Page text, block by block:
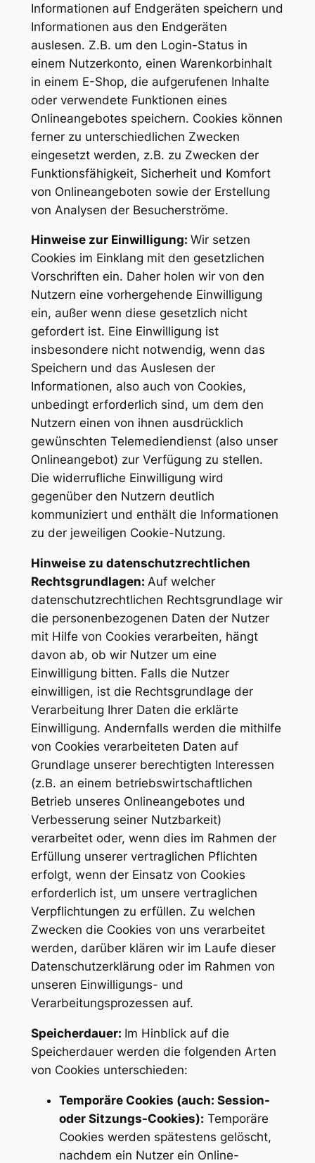
Informationen auf Endgeräten speichern und
Informationen aus den Endgeräten
auslesen. Z.B. um den Login-Status in
einem Nutzerkonto, einen Warenkorbinhalt
in einem E-Shop, die aufgerufenen Inhalte
oder verwendete Funktionen eines
Onlineangebotes speichern. Cookies können
ferner zu unterschiedlichen Zwecken
eingesetzt werden, z.B. zu Zwecken der
Funktionsfähigkeit, Sicherheit und Komfort
von Onlineangeboten sowie der Erstellung
von Analysen der Besucherströme.
Hinweise zur Einwilligung: Wir setzen
Cookies im Einklang mit den gesetzlichen
Vorschriften ein. Daher holen wir von den
Nutzern eine vorhergehende Einwilligung
ein, außer wenn diese gesetzlich nicht
gefordert ist. Eine Einwilligung ist
insbesondere nicht notwendig, wenn das
Speichern und das Auslesen der
Informationen, also auch von Cookies,
unbedingt erforderlich sind, um dem den
Nutzern einen von ihnen ausdrücklich
gewünschten Telemediendienst (also unser
Onlineangebot) zur Verfügung zu stellen.
Die widerrufliche Einwilligung wird
gegenüber den Nutzern deutlich
kommuniziert und enthält die Informationen
zu der jeweiligen Cookie-Nutzung.
Hinweise zu datenschutzrechtlichen
Rechtsgrundlagen: Auf welcher
datenschutzrechtlichen Rechtsgrundlage wir
die personenbezogenen Daten der Nutzer
mit Hilfe von Cookies verarbeiten, hängt
davon ab, ob wir Nutzer um eine
Einwilligung bitten. Falls die Nutzer
einwilligen, ist die Rechtsgrundlage der
Verarbeitung Ihrer Daten die erklärte
Einwilligung. Andernfalls werden die mithilfe
von Cookies verarbeiteten Daten auf
Grundlage unserer berechtigten Interessen
(z.B. an einem betriebswirtschaftlichen
Betrieb unseres Onlineangebotes und
Verbesserung seiner Nutzbarkeit)
verarbeitet oder, wenn dies im Rahmen der
Erfüllung unserer vertraglichen Pflichten
erfolgt, wenn der Einsatz von Cookies
erforderlich ist, um unsere vertraglichen
Verpflichtungen zu erfüllen. Zu welchen
Zwecken die Cookies von uns verarbeitet
werden, darüber klären wir im Laufe dieser
Datenschutzerklärung oder im Rahmen von
unseren Einwilligungs- und
Verarbeitungsprozessen auf.
Speicherdauer: Im Hinblick auf die
Speicherdauer werden die folgenden Arten
von Cookies unterschieden:
Temporäre Cookies (auch: Session-
oder Sitzungs-Cookies): Temporäre
Cookies werden spätestens gelöscht,
nachdem ein Nutzer ein Online-